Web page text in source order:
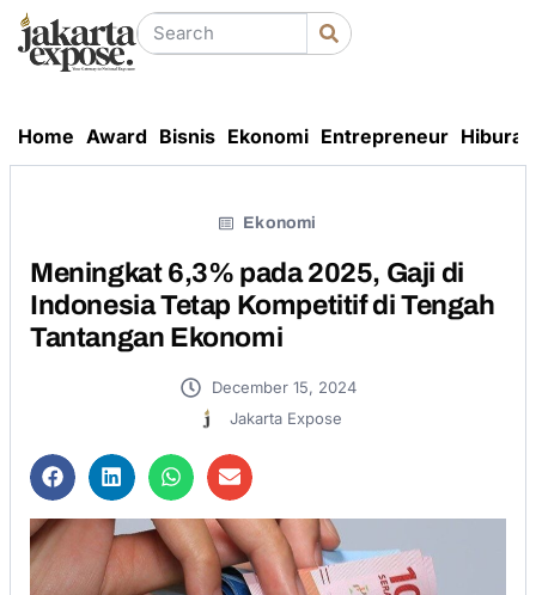
Home Award Bisnis Ekonomi Entrepreneur Hiburan
Ekonomi
Meningkat 6,3% pada 2025, Gaji di
Indonesia Tetap Kompetitif di Tengah
Tantangan Ekonomi
December 15, 2024
Jakarta Expose